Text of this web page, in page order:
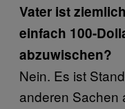
Vater ist
einfach 100-
abzuwischen?
Nein. Es ist
anderen Sachen